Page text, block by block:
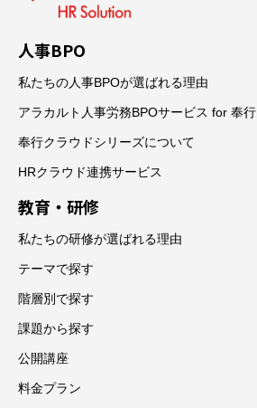
人事BPO
私たちの人事BPOが選ばれる理由
アラカルト人事労務BPOサービス for 奉行
奉行クラウドシリーズについて
HRクラウド連携サービス
教育・研修
私たちの研修が選ばれる理由
テーマで探す
階層別で探す
課題から探す
公開講座
料金プラン